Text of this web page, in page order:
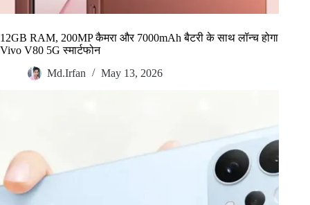
12GB RAM, 200MP कैमरा और 7000mAh बैटरी के साथ लॉन्च होगा
Vivo V80 5G स्मार्टफोन
Md.Irfan
May 13, 2026